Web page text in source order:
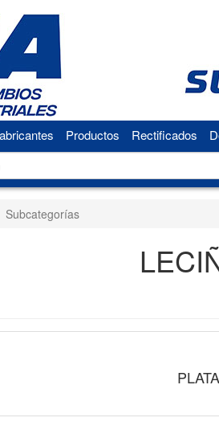
Productos Rectificados
Subcategorías